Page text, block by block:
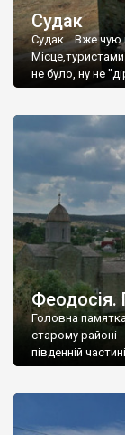
Судак
Судак... Вже чую
не було, ну не
Феодосія.
Головна
старому районі
південній